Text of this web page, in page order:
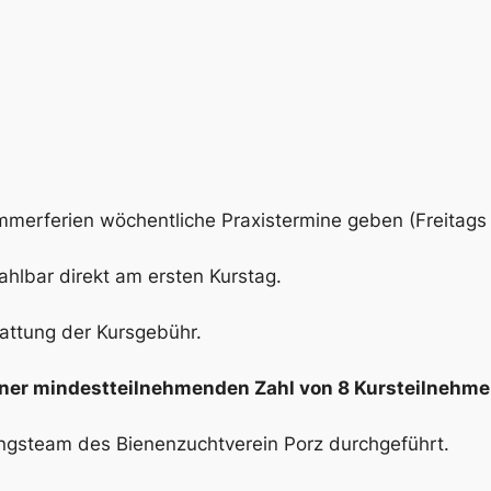
wöchentliche Praxistermine geben
direkt am ersten Kurstag.
der Kursgebühr.
mindestteilnehmenden Zahl von 8
des Bienenzuchtverein Porz durchgeführt.